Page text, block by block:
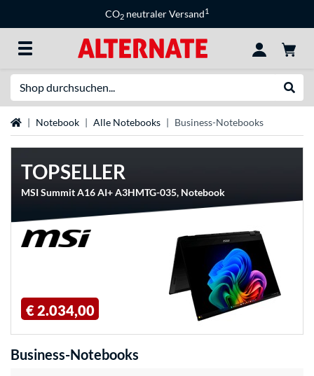
CO2 neutraler Versand1
StartseiteNotebook Alle Notebooks Business-Notebooks
TOPSELLER
MSI Summit A16 AI+ A3HMTG-035, Notebook
€ 2.034,00
Business-Notebooks